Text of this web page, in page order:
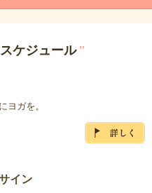
ケジュール "
ヨガを。
イン